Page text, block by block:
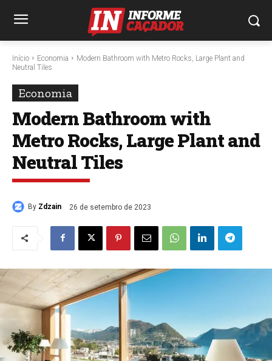
Início Economia
Modern Bathroom with Metro Rocks, Large Plant and
Neutral Tiles
Economia
Modern Bathroom with
Metro Rocks, Large Plant and
Neutral Tiles
By Zdzain 26 de setembro de 2023